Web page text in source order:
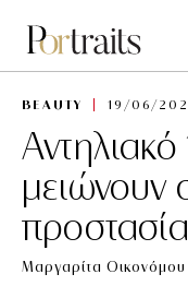
BEAUTY 19/06/
μειώνουν
Μαργαρίτα Οικονόμου